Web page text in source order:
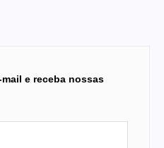
e receba nossas